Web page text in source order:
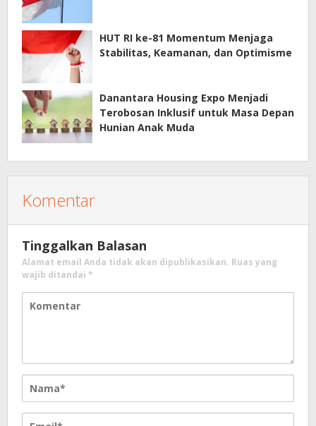
HUT RI ke-81 Momentum Menjaga
Stabilitas, Keamanan, dan Optimisme
Danantara Housing Expo Menjadi
Terobosan Inklusif untuk Masa Depan
Hunian Anak Muda
Komentar
Tinggalkan Balasan
Alamat email Anda tidak akan dipublikasikan. Ruas yang
wajib ditandai *